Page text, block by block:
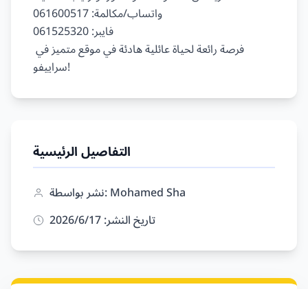
واتساب/مكالمة: 061600517
فايبر: 061525320
التفاصيل الرئيسية
نشر بواسطة: Mohamed Sha
تاريخ النشر: 17‏/6‏/2026